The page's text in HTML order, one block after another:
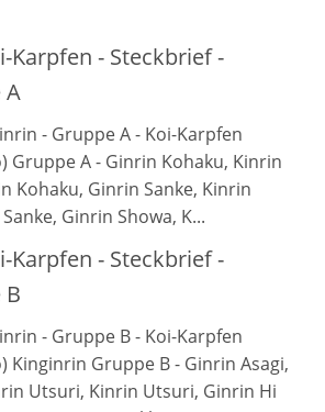
Karpfen - Steckbrief -
A
- Gruppe A - Koi-Karpfen
Gruppe A - Ginrin Kohaku, Kinrin
Kohaku, Ginrin Sanke, Kinrin
Ginrin Showa, K...
Karpfen - Steckbrief -
- Gruppe B - Koi-Karpfen
Kinginrin Gruppe B - Ginrin Asagi,
Utsuri, Kinrin Utsuri, Ginrin Hi